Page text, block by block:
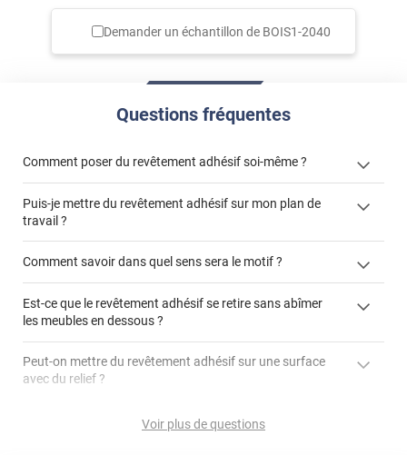
Demander un échantillon de BOIS1-2040
Questions fréquentes
Comment poser du revêtement adhésif soi-même ?
« Comment poser un revêtement adhésif ? »
Puis-je mettre du revêtement adhésif sur mon plan de
travail ?
"Peut-on installer du
Comment savoir dans quel sens sera le motif ?
Est-ce que le revêtement adhésif se retire sans abîmer
les meubles en dessous ?
Peut-on mettre du revêtement adhésif sur une surface
avec du relief ?
Peut-on mettre du revêtement adhésif sur du carrelage
Voir plus de questions